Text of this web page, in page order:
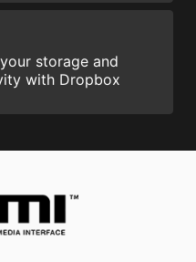
storage and
with Dropbox